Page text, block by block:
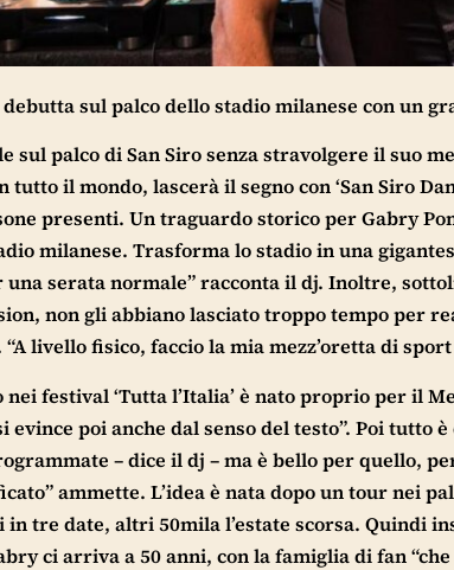
sul palco dello stadio milanese con un
sul palco di San Siro senza stravolgere il suo
tutto il mondo, lascerà il segno con ‘San Siro
presenti. Un traguardo storico per Gabry
milanese. Trasforma lo stadio in una
serata normale” racconta il dj. Inoltre,
non gli abbiano lasciato troppo tempo per
“A livello fisico, faccio la mia mezz’oretta di
festival ‘Tutta l’Italia’ è nato proprio per il
evince poi anche dal senso del testo”. Poi tutto
– dice il dj – ma è bello per quello,
ammette. L’idea è nata dopo un tour nei
tre date, altri 50mila l’estate scorsa. Quindi
ci arriva a 50 anni, con la famiglia di fan